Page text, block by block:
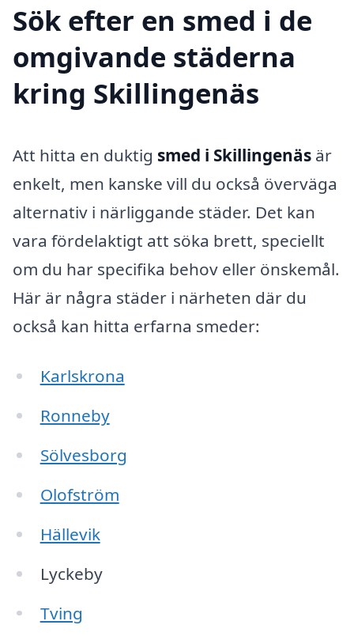
Sök efter en smed i de
omgivande städerna
kring Skillingenäs
Att hitta en duktig smed i Skillingenäs är
enkelt, men kanske vill du också överväga
alternativ i närliggande städer. Det kan
vara fördelaktigt att söka brett, speciellt
om du har specifika behov eller önskemål.
Här är några städer i närheten där du
också kan hitta erfarna smeder:
Karlskrona
Ronneby
Sölvesborg
Olofström
Hällevik
Lyckeby
Tving